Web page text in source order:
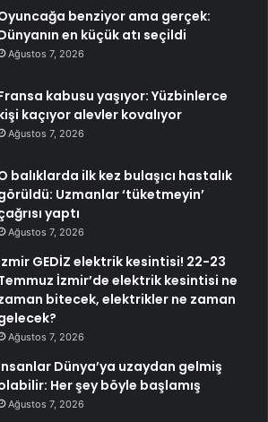
benziyor ama gerçek:
en küçük atı seçildi
Ağustos 7, 2026
kabusu yaşıyor: Yüzbinlerce
kaçıyor alevler kovalıyor
Ağustos 7, 2026
balıklarda ilk kez bulaşıcı hastalık
Uzmanlar ‘tüketmeyin’
yaptı
Ağustos 7, 2026
GEDİZ elektrik kesintisi! 22-23
İzmir’de elektrik kesintisi ne
bitecek, elektrikler ne zaman
Ağustos 7, 2026
Dünya’ya uzaydan gelmiş
Her şey böyle başlamış
Ağustos 7, 2026